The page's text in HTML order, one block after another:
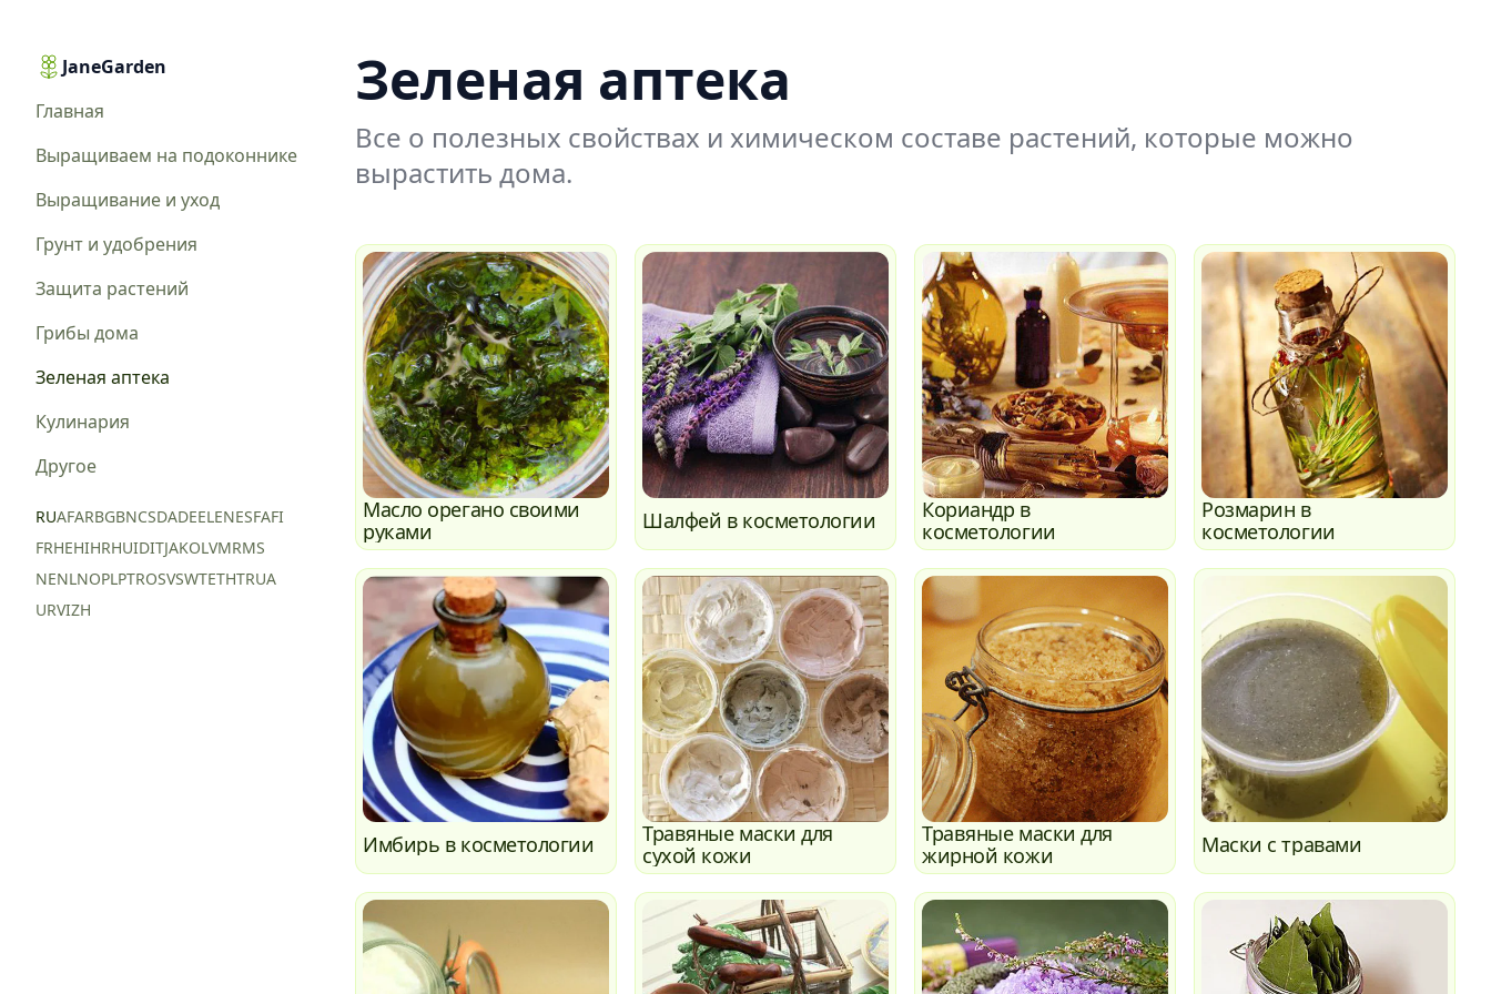
JaneGarden
Главная
Выращиваем на подоконнике
Выращивание и уход
Грунт и удобрения
Защита растений
Грибы дома
Зеленая аптека
Кулинария
Другое
RUAFARBGBNCSDADEELENESFAFI
FRHEHIHRHUIDITJAKOLVMRMS
NENLNOPLPTROSVSWTETHTRUA
URVIZH
Зеленая аптека
Все о полезных свойствах и химическом составе растений, которые можно
вырастить дома.
Масло орегано своими
руками
Шалфей в косметологии
Кориандр в
косметологии
Розмарин в
косметологии
Имбирь в косметологии
Травяные маски для
сухой кожи
Травяные маски для
жирной кожи
Маски с травами